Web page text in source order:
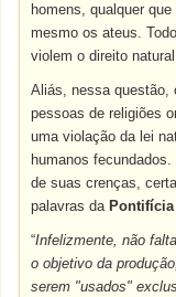
homens, qualquer
mesmo os ateus.
violem o direito
Aliás, nessa questão,
pessoas de religiões
uma violação da lei
humanos
de suas crenças,
palavras da
“Infelizmente, não
o objetivo da
serem "usados"